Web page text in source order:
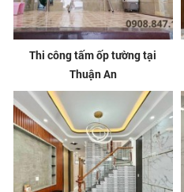
Thi công tấm ốp tường tại
Thuận An